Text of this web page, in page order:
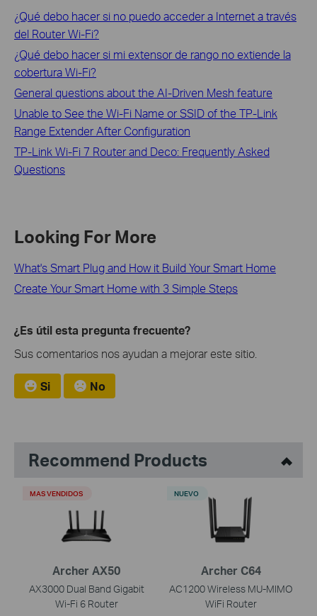
¿Qué debo hacer si no puedo acceder a Internet a través
del Router Wi-Fi?
¿Qué debo hacer si mi extensor de rango no extiende la
cobertura Wi-Fi?
General questions about the AI-Driven Mesh feature
Unable to See the Wi-Fi Name or SSID of the TP-Link
Range Extender After Configuration
TP-Link Wi-Fi 7 Router and Deco: Frequently Asked
Questions
Looking For More
What's Smart Plug and How it Build Your Smart Home
Create Your Smart Home with 3 Simple Steps
¿Es útil esta pregunta frecuente?
Sus comentarios nos ayudan a mejorar este sitio.
Si No
Recommend Products
Archer AX50
AX3000 Dual Band Gigabit
Wi-Fi 6 Router
MAS VENDIDOS
Archer C64
AC1200 Wireless MU-MIMO
WiFi Router
NUEVO